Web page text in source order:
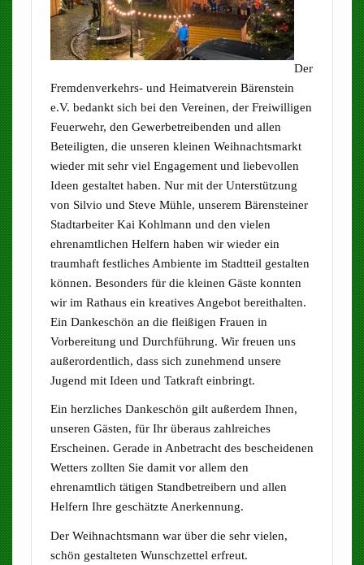
Der
Fremdenverkehrs- und Heimatverein Bärenstein
e.V. bedankt sich bei den Vereinen, der Freiwilligen
Feuerwehr, den Gewerbetreibenden und allen
Beteiligten, die unseren kleinen Weihnachtsmarkt
wieder mit sehr viel Engagement und liebevollen
Ideen gestaltet haben. Nur mit der Unterstützung
von Silvio und Steve Mühle, unserem Bärensteiner
Stadtarbeiter Kai Kohlmann und den vielen
ehrenamtlichen Helfern haben wir wieder ein
traumhaft festliches Ambiente im Stadtteil gestalten
können. Besonders für die kleinen Gäste konnten
wir im Rathaus ein kreatives Angebot bereithalten.
Ein Dankeschön an die fleißigen Frauen in
Vorbereitung und Durchführung. Wir freuen uns
außerordentlich, dass sich zunehmend unsere
Jugend mit Ideen und Tatkraft einbringt.
Ein herzliches Dankeschön gilt außerdem Ihnen,
unseren Gästen, für Ihr überaus zahlreiches
Erscheinen. Gerade in Anbetracht des bescheidenen
Wetters zollten Sie damit vor allem den
ehrenamtlich tätigen Standbetreibern und allen
Helfern Ihre geschätzte Anerkennung.
Der Weihnachtsmann war über die sehr vielen,
schön gestalteten Wunschzettel erfreut.